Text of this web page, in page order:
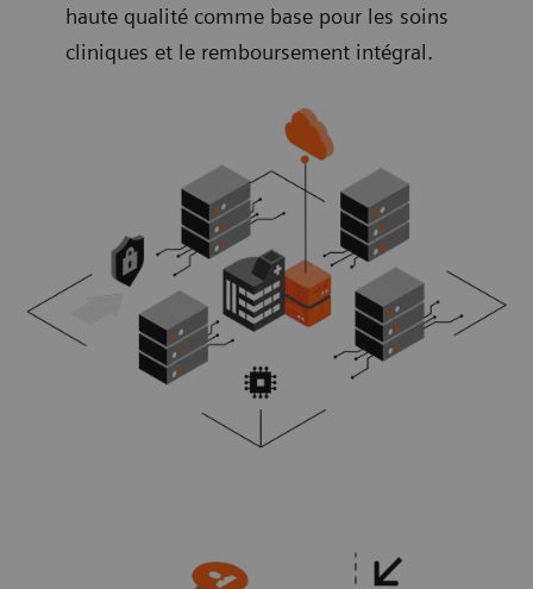
haute qualité comme base pour les soins
cliniques et le remboursement intégral.